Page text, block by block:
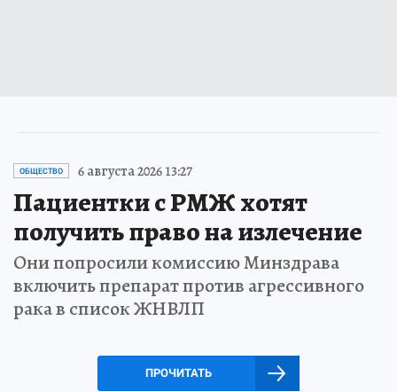
ОБЩЕСТВО 6 августа 2026 13:27
Пациентки с РМЖ хотят
получить право на излечение
Они попросили комиссию Минздрава
включить препарат против агрессивного
рака в список ЖНВЛП
ПРОЧИТАТЬ